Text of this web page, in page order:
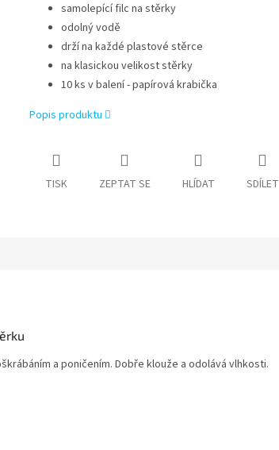
samolepící filc na stěrky
odolný vodě
drží na každé plastové stěrce
na klasickou velikost stěrky
10 ks v balení - papírová krabička
Popis produktu
TISK ZEPTAT SE HLÍDAT SDÍLET
a poničením. Dobře klouže a odolává vlhkosti.